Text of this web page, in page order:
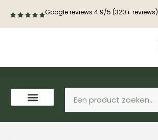
Google reviews 4.9/5 (320+ reviews)